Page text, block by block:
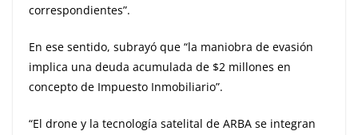
correspondientes”.
En ese sentido, subrayó que “la maniobra de evasión
implica una deuda acumulada de $2 millones en
concepto de Impuesto Inmobiliario”.
“El drone y la tecnología satelital de ARBA se integran